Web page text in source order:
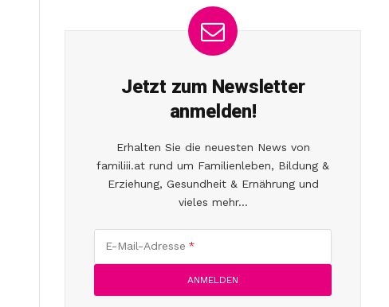
Jetzt zum Newsletter
anmelden!
Erhalten Sie die neuesten News von
familiii.at rund um Familienleben, Bildung &
Erziehung, Gesundheit & Ernährung und
vieles mehr...
E-Mail-Adresse